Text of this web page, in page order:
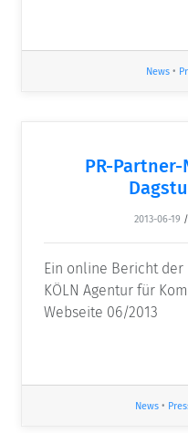
News•
PR-
2013-06-19 /
Ein online Bericht der
KÖLN Agentur für
Webseite 06/2013
News •